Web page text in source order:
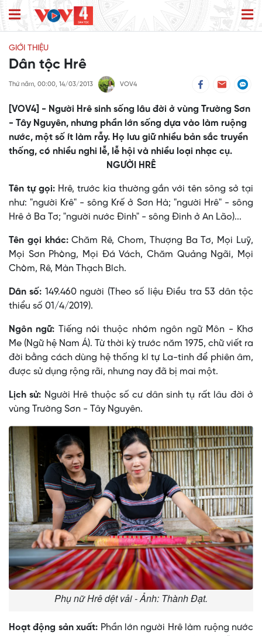
GIỚI THIỆU
Dân tộc Hrê
Thứ năm, 00:00, 14/03/2013 VOV4
[VOV4] - Người Hrê sinh sống lâu đời ở vùng Trường Sơn
- Tây Nguyên, nhưng phần lớn sống dựa vào làm ruộng
nước, một số ít làm rẫy. Họ lưu giữ nhiều bản sắc truyền
thống, có nhiều nghi lễ, lễ hội và nhiều loại nhạc cụ.
NGƯỜI HRÊ
Tên tự gọi: Hrê, trước kia thường gắn với tên sông sở tại
như: "người Krê" - sông Krế ở Sơn Hà; "người Hrê" - sông
Hrê ở Ba Tơ; "người nước Ðinh" - sông Ðinh ở An Lão)...
Tên gọi khác:Chăm Rê, Chom, Thượng Ba Tơ, Mọi Luỹ,
Mọi Sơn Phòng, Mọi Ðá Vách, Chăm Quảng Ngãi, Mọi
Chòm, Rê, Màn Thạch Bích.
Dân số: 149.460 người (Theo số liệu Điều tra 53 dân tộc
thiểu số 01/4/2019).
Ngôn ngữ: Tiếng nói thuộc nhóm ngôn ngữ Môn - Khơ
Me (Ngữ hệ Nam Á). Từ thời kỳ trước năm 1975, chữ viết ra
đời bằng cách dùng hệ thống kí tự La-tinh để phiên âm,
được sử dụng rộng rãi, nhưng nay đã bị mai một.
Lịch sử: Người Hrê thuộc số cư dân sinh tụ rất lâu đời ở
vùng Trường Sơn - Tây Nguyên.
Phụ nữ Hrê dệt vải - Ảnh: Thành Đạt.
Hoạt động sản xuất: Phần lớn người Hrê làm ruộng nước